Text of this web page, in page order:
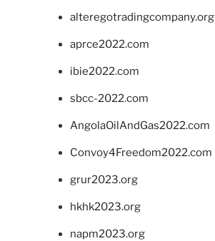
alteregotradingcompany.org
aprce2022.com
ibie2022.com
sbcc-2022.com
AngolaOilAndGas2022.com
Convoy4Freedom2022.com
grur2023.org
hkhk2023.org
napm2023.org